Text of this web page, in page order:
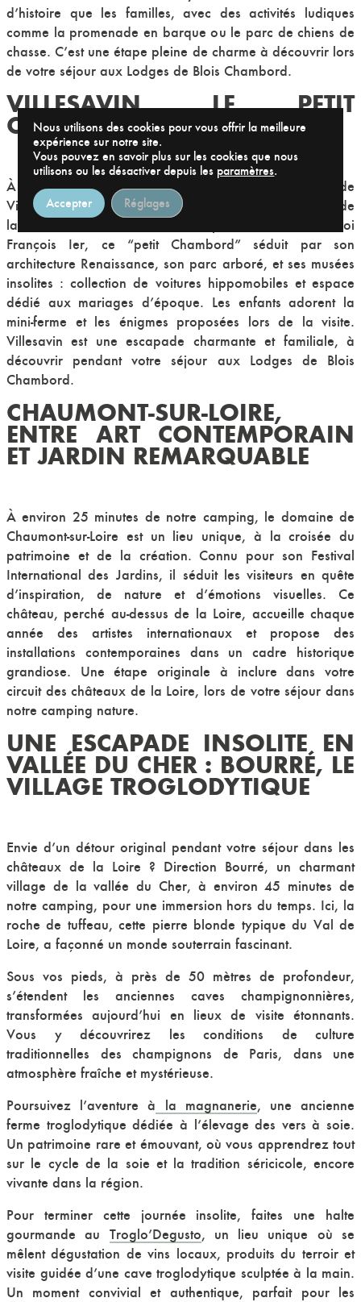
d’histoire que les familles, avec des activités ludiques
comme la promenade en barque ou le parc de chiens de
chasse. C’est une étape pleine de charme à découvrir lors
de votre séjour aux Lodges de Blois Chambord.
VILLESAVIN, LE PETIT
CHÂTEAU DE CHAMBORD
À seulement 10 minutes de notre camping,
le château de
Villesavinoffre une visite authentique et intimiste, loin de
la foule. Construit au XVIe siècle par le secrétaire du roi
François Ier, ce “petit Chambord” séduit par son
architecture Renaissance, son parc arboré, et ses musées
insolites : collection de voitures hippomobiles et espace
dédié aux mariages d’époque. Les enfants adorent la
mini-ferme et les énigmes proposées lors de la visite.
Villesavin est une escapade charmante et familiale, à
découvrir pendant votre séjour aux Lodges de Blois
Chambord.
CHAUMONT-SUR-LOIRE,
ENTRE ART CONTEMPORAIN
ET JARDIN REMARQUABLE
À environ 25 minutes de notre camping, le domaine de
Chaumont-sur-Loire est un lieu unique, à la croisée du
patrimoine et de la création. Connu pour son Festival
International des Jardins, il séduit les visiteurs en quête
d’inspiration, de nature et d’émotions visuelles. Ce
château, perché au-dessus de la Loire, accueille chaque
année des artistes internationaux et propose des
installations contemporaines dans un cadre historique
grandiose. Une étape originale à inclure dans votre
circuit des châteaux de la Loire, lors de votre séjour dans
notre camping nature.
UNE ESCAPADE INSOLITE EN
VALLÉE DU CHER : BOURRÉ, LE
VILLAGE TROGLODYTIQUE
Envie d’un détour original pendant votre séjour dans les
châteaux de la Loire ? Direction Bourré, un charmant
village de la vallée du Cher, à environ 45 minutes de
notre camping, pour une immersion hors du temps. Ici, la
roche de tuffeau, cette pierre blonde typique du Val de
Loire, a façonné un monde souterrain fascinant.
Sous vos pieds, à près de 50 mètres de profondeur,
s’étendent les anciennes caves champignonnières,
transformées aujourd’hui en lieux de visite étonnants.
Vous y découvrirez les conditions de culture
traditionnelles des champignons de Paris, dans une
atmosphère fraîche et mystérieuse.
Poursuivez l’aventure à la magnanerie, une ancienne
ferme troglodytique dédiée à l’élevage des vers à soie.
Un patrimoine rare et émouvant, où vous apprendrez tout
sur le cycle de la soie et la tradition séricicole, encore
vivante dans la région.
Pour terminer cette journée insolite, faites une halte
gourmande au Troglo’Degusto, un lieu unique où se
mêlent dégustation de vins locaux, produits du terroir et
visite guidée d’une cave troglodytique sculptée à la main.
Un moment convivial et authentique, parfait pour les
Nous utilisons des cookies pour vous offrir la meilleure
expérience sur notre site.
Vous pouvez en savoir plus sur les cookies que nous
utilisons ou les désactiver depuis les paramètres.
Accepter Réglages